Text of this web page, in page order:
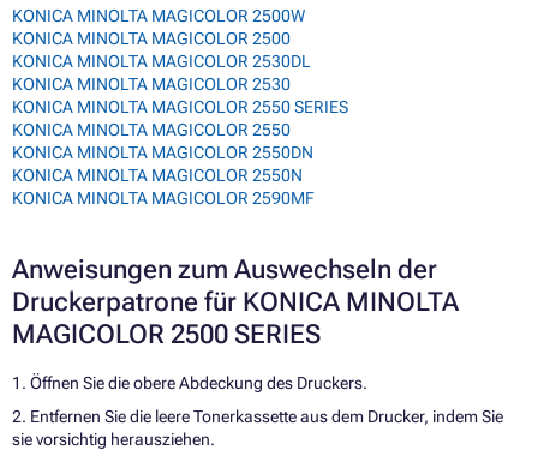
KONICA MINOLTA MAGICOLOR 2500W
KONICA MINOLTA MAGICOLOR 2500
KONICA MINOLTA MAGICOLOR 2530DL
KONICA MINOLTA MAGICOLOR 2530
KONICA MINOLTA MAGICOLOR 2550 SERIES
KONICA MINOLTA MAGICOLOR 2550
KONICA MINOLTA MAGICOLOR 2550DN
KONICA MINOLTA MAGICOLOR 2550N
KONICA MINOLTA MAGICOLOR 2590MF
Anweisungen zum Auswechseln der
Druckerpatrone für KONICA MINOLTA
MAGICOLOR 2500 SERIES
1. Öffnen Sie die obere Abdeckung des Druckers.
2. Entfernen Sie die leere Tonerkassette aus dem Drucker, indem Sie
sie vorsichtig herausziehen.